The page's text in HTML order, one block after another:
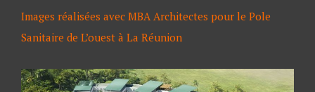
Images réalisées avec MBA Architectes pour le Pole
Sanitaire de L’ouest à La Réunion